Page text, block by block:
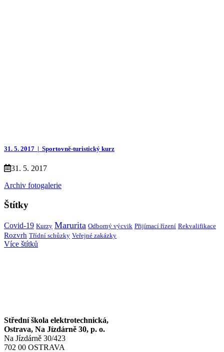
31. 5. 2017 | Sportovně-turistický kurz
31. 5. 2017
Archiv fotogalerie
Štítky
Covid-19 Kurzy Marurita Odborný výcvik Přijímací řízení Rekvalifikace
Rozvrh Třídní schůzky Veřejné zakázky
Více štítků
Střední škola elektrotechnická,
Ostrava, Na Jízdárně 30, p. o.
Na Jízdárně 30/423
702 00 OSTRAVA